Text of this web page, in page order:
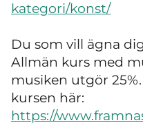
kategori/konst/
Du som vill ägna
Allmän kurs med
musiken utgör
kursen här:
https://